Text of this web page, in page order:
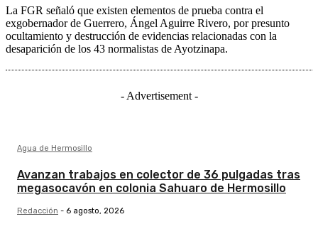
La FGR señaló que existen elementos de prueba contra el
exgobernador de Guerrero, Ángel Aguirre Rivero, por presunto
ocultamiento y destrucción de evidencias relacionadas con la
desaparición de los 43 normalistas de Ayotzinapa.
- Advertisement -
Agua de Hermosillo
Avanzan trabajos en colector de 36 pulgadas tras
megasocavón en colonia Sahuaro de Hermosillo
Redacción - 6 agosto, 2026